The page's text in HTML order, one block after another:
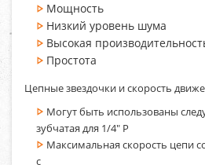
Мощность
Низкий уровень шума
Высокая
Простота
Цепные звездочки и скорость
Могут быть использованы
зубчатая для 1/4" P
Максимальная скорость цепи
с